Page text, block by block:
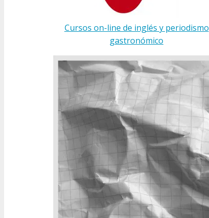
Cursos on-line de inglés y periodismo
gastronómico